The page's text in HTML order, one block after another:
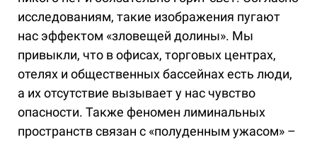
исследованиям, такие изображения пугают
нас эффектом «зловещей долины». Мы
привыкли, что в офисах, торговых центрах,
отелях и общественных бассейнах есть люди,
а их отсутствие вызывает у нас чувство
опасности. Также феномен лиминальных
пространств связан с «полуденным ужасом» –